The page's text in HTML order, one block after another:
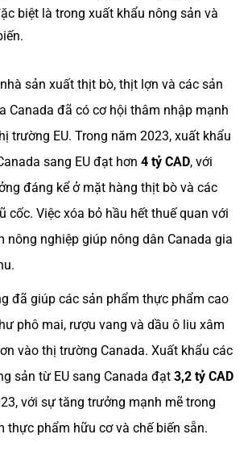
biệt là trong xuất khẩu nông sản và
sản xuất thịt bò, thịt lợn và các sản
Canada đã có cơ hội thâm nhập mạnh
trường EU. Trong năm 2023, xuất khẩu
sang EU đạt hơn 4 tỷ CAD, với
đáng kể ở mặt hàng thịt bò và các
cốc. Việc xóa bỏ hầu hết thuế quan với
nông nghiệp giúp nông dân Canada gia
đã giúp các sản phẩm thực phẩm cao
phô mai, rượu vang và dầu ô liu xâm
vào thị trường Canada. Xuất khẩu các
sản từ EU sang Canada đạt 3,2 tỷ CAD
với sự tăng trưởng mạnh mẽ trong
thực phẩm hữu cơ và chế biến sẵn.